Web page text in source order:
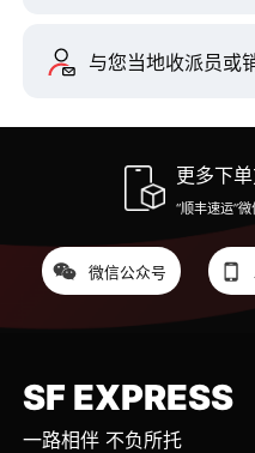
与您当地收派员或
更多下
“顺丰速运”
微信公众号
SF EXPRESS
一路相伴 不负所托